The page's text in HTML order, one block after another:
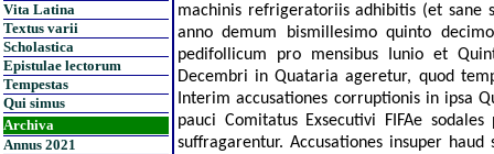
Vita Latina
Textus varii
Scholastica
Epistulae lectorum
Tempestas
Qui simus
Archiva
Annus 2021
machinis refrigeratoriis adhibitis (et sane
anno demum bismillesimo quinto
pedifollicum pro mensibus Iunio et
Decembri in Quataria ageretur, quod
Interim accusationes corruptionis in ipsa
pauci Comitatus Exsecutivi FIFAe
suffragarentur. Accusationes insuper